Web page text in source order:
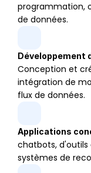
programmation,
de données.
Développement
Conception et
intégration de
flux de données.
Applications
chatbots, d'outils
systèmes de